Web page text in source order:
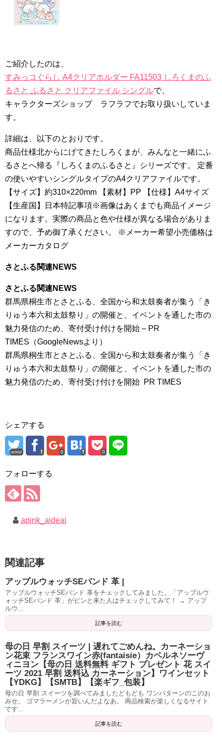
ご紹介したのは、
すみっコぐらし A4クリアホルダー FA11503 しろくまのふ
るさと ふるさと クリアファイル シングルで、
キャラクターズショップ ラフラフでお取り扱いしていま
す。
詳細は、以下のとおりです。
商品仕様北からにげてきたしろくまが、みんなと一緒にふ
るさとへ帰る『しろくまのふるさと』シリーズです。 定番
の使いやすいシングルタイプのA4クリアファイルです。
【サイズ】約310×220mm 【素材】PP 【仕様】A4サイズ
【生産国】日本特記事項※画像はあくまでも商品イメージ
になります。実際の商品と色や仕様が異なる場合がありま
すので、予め御了承ください。 ※メーカー希望小売価格は
メーカーカタログ
さとふる関連NEWS
さとふる関連NEWS
群馬県桐生市とさとふる、全国から和太鼓奏者が集う「き
りゅう本六和太鼓祭り」の開催と、イベントを通した市の
魅力発信のため、寄付受け付けを開始 – PR
TIMES（GoogleNewsより）
群馬県桐生市とさとふる、全国から和太鼓奏者が集う「き
りゅう本六和太鼓祭り」の開催と、イベントを通した市の
魅力発信のため、寄付受け付けを開始 PR TIMES
シェアする
error 0 0
フォローする
apink_aideai
関連記事
アップルウォッチSEバンド 革 |
アップルウォッチSEバンド 革をチェックしてみました。「アップルウ
ォッチSEバンド 革」がピンと来た人はチェックしてみて！ → アップ
ルウ...
記事を読む
母の日 早割 スイーツ | 遅れてごめんね。カーネーショ
ン花束 フランスワイン赤(fantaisie）カベルネソーヴ
ィニヨン【母の日 送料無料 ギフト プレゼント 花 スイ
ーツ 2021 早割 送料込 カーネーション】ワインセット
【YDKG】【SMTB】【楽ギフ_包装】
母の日 早割 スイーツを調べてみましたどもども ワンパターンのこのお
みせ。 ゴマラーメンが旨いんだよなあ。 商品検索が楽しくなるサイト
です...
記事を読む